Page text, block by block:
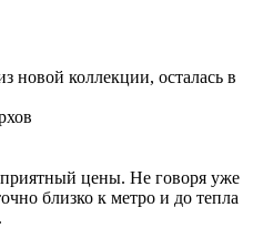
новой коллекции, осталась в
цены. Не говоря уже
близко к метро и до тепла